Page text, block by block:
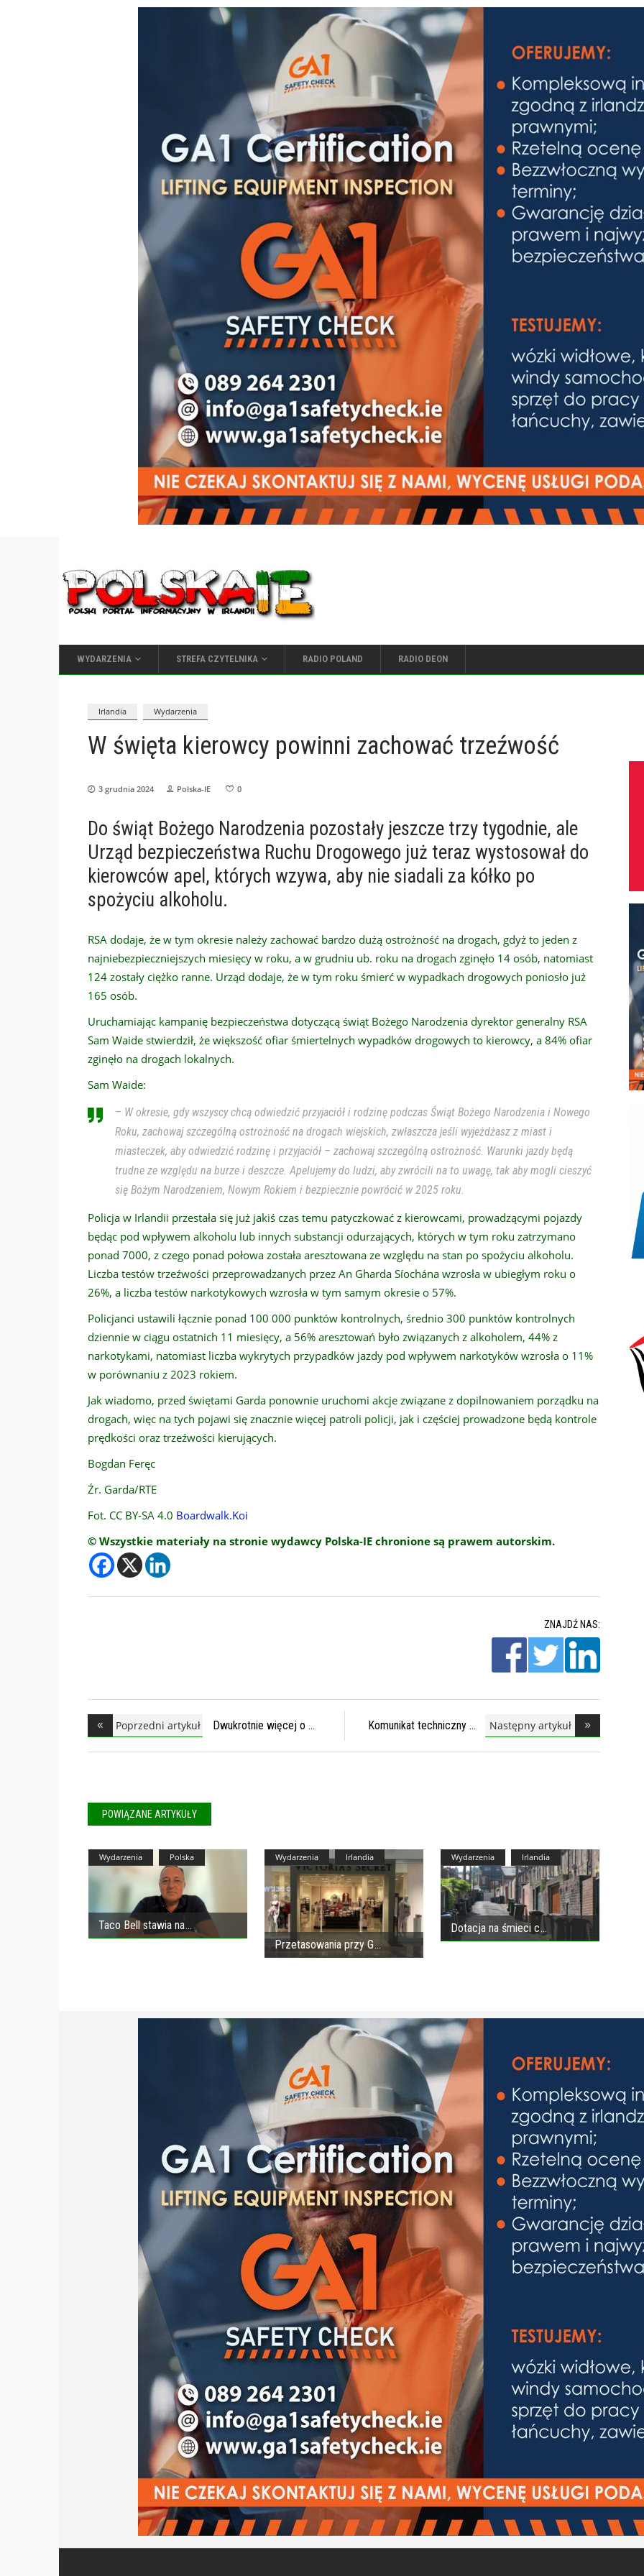
WYDARZENIA STREFA CZYTELNIKA RADIO POLAND RADIO DEON
Irlandia Wydarzenia
W święta kierowcy powinni zachować trzeźwość
3 grudnia 2024 Polska-IE 0
Do świąt Bożego Narodzenia pozostały jeszcze trzy tygodnie, ale
Urząd bezpieczeństwa Ruchu Drogowego już teraz wystosował do
kierowców apel, których wzywa, aby nie siadali za kółko po
spożyciu alkoholu.
RSA dodaje, że w tym okresie należy zachować bardzo dużą ostrożność na drogach, gdyż to jeden z
najniebezpieczniejszych miesięcy w roku, a w grudniu ub. roku na drogach zginęło 14 osób, natomiast
124 zostały ciężko ranne. Urząd dodaje, że w tym roku śmierć w wypadkach drogowych poniosło już
165 osób.
Uruchamiając kampanię bezpieczeństwa dotyczącą świąt Bożego Narodzenia dyrektor generalny RSA
Sam Waide stwierdził, że większość ofiar śmiertelnych wypadków drogowych to kierowcy, a 84% ofiar
zginęło na drogach lokalnych.
Sam Waide:
– W okresie, gdy wszyscy chcą odwiedzić przyjaciół i rodzinę podczas Świąt Bożego Narodzenia i Nowego
Roku, zachowaj szczególną ostrożność na drogach wiejskich, zwłaszcza jeśli wyjeżdżasz z miast i
miasteczek, aby odwiedzić rodzinę i przyjaciół – zachowaj szczególną ostrożność. Warunki jazdy będą
trudne ze względu na burze i deszcze. Apelujemy do ludzi, aby zwrócili na to uwagę, tak aby mogli cieszyć
się Bożym Narodzeniem, Nowym Rokiem i bezpiecznie powrócić w 2025 roku.
Policja w Irlandii przestała się już jakiś czas temu patyczkować z kierowcami, prowadzącymi pojazdy
będąc pod wpływem alkoholu lub innych substancji odurzających, których w tym roku zatrzymano
ponad 7000, z czego ponad połowa została aresztowana ze względu na stan po spożyciu alkoholu.
Liczba testów trzeźwości przeprowadzanych przez An Gharda Síochána wzrosła w ubiegłym roku o
26%, a liczba testów narkotykowych wzrosła w tym samym okresie o 57%.
Policjanci ustawili łącznie ponad 100 000 punktów kontrolnych, średnio 300 punktów kontrolnych
dziennie w ciągu ostatnich 11 miesięcy, a 56% aresztowań było związanych z alkoholem, 44% z
narkotykami, natomiast liczba wykrytych przypadków jazdy pod wpływem narkotyków wzrosła o 11%
w porównaniu z 2023 rokiem.
Jak wiadomo, przed świętami Garda ponownie uruchomi akcje związane z dopilnowaniem porządku na
drogach, więc na tych pojawi się znacznie więcej patroli policji, jak i częściej prowadzone będą kontrole
prędkości oraz trzeźwości kierujących.
Bogdan Feręc
Źr. Garda/RTE
Fot. CC BY-SA 4.0 Boardwalk.Koi
© Wszystkie materiały na stronie wydawcy Polska-IE chronione są prawem autorskim.
ZNAJDŹ NAS:
Poprzedni artykuł Dwukrotnie więcej o Komunikat techniczny Następny artykuł
POWIĄZANE ARTYKUŁY
Wydarzenia Polska
Taco Bell stawia na
Wydarzenia Irlandia
Przetasowania przy G
Wydarzenia Irlandia
Dotacja na śmieci c